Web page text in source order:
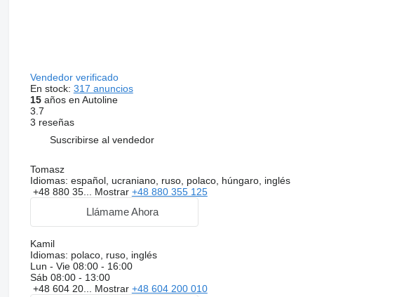
Vendedor verificado
En stock: 317 anuncios
15años en Autoline
3.7
3 reseñas
Suscribirse al vendedor
Tomasz
Idiomas: español, ucraniano, ruso, polaco, húngaro, inglés
+48 880 35... Mostrar +48 880 355 125
Llámame Ahora
Kamil
Idiomas: polaco, ruso, inglés
Lun - Vie 08:00 - 16:00
Sáb 08:00 - 13:00
+48 604 20... Mostrar +48 604 200 010